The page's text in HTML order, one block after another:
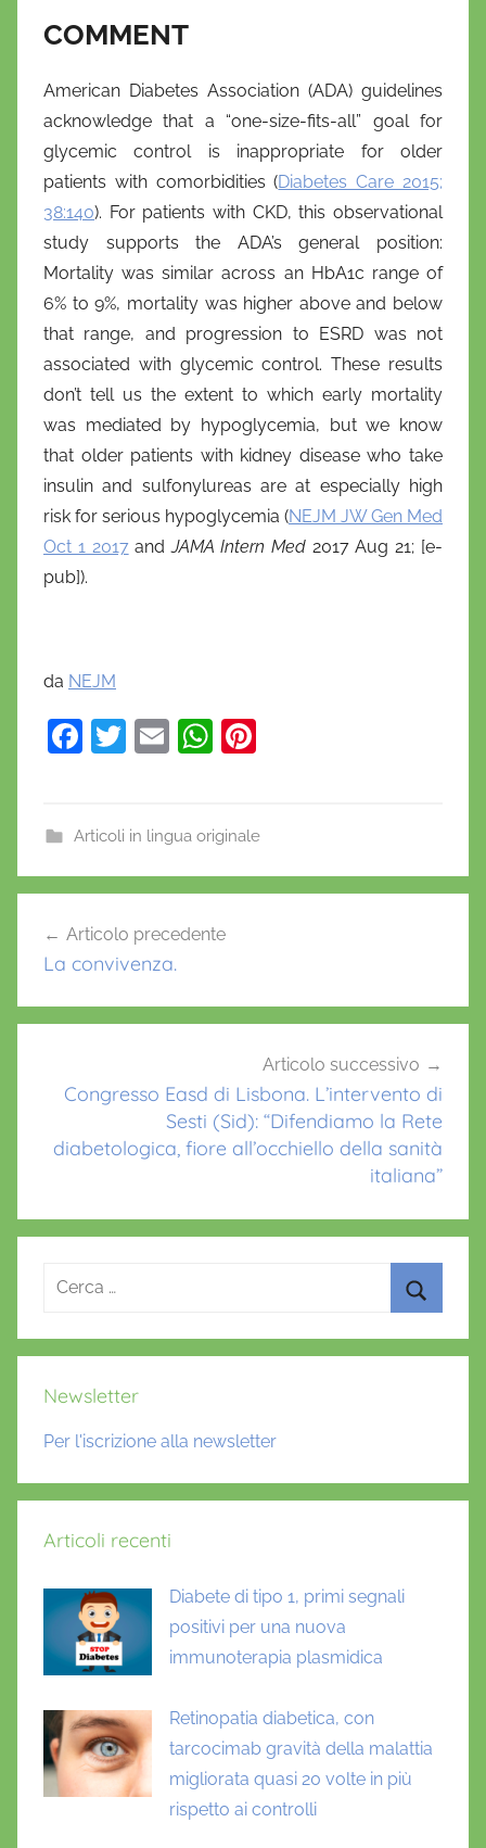
COMMENT
American Diabetes Association (ADA) guidelines
acknowledge that a “one-size-fits-all” goal for
glycemic control is inappropriate for older
patients with comorbidities (Diabetes Care 2015;
38:140). For patients with CKD, this observational
study supports the ADA’s general position:
Mortality was similar across an HbA1c range of
6% to 9%, mortality was higher above and below
that range, and progression to ESRD was not
associated with glycemic control. These results
don’t tell us the extent to which early mortality
was mediated by hypoglycemia, but we know
that older patients with kidney disease who take
insulin and sulfonylureas are at especially high
risk for serious hypoglycemia (NEJM JW Gen Med
Oct 1 2017andJAMA Intern Med2017 Aug 21; [e-
pub]).
da NEJM
F
e
b
o
k
T
er
E
l
W
s
A
p
e
st
Articoli in lingua originale
articoli
Articolo precedente
La convivenza.
Articolo successivo
Congresso Easd di Lisbona. L’intervento di
Sesti (Sid): “Difendiamo la Rete
diabetologica, fiore all’occhiello della sanità
italiana”
Ricerca
Newsletter
Per l'iscrizione alla newsletter
Articoli recenti
Diabete di tipo 1, primi segnali
positivi per una nuova
immunoterapia plasmidica
Retinopatia diabetica, con
tarcocimab gravità della malattia
migliorata quasi 20 volte in più
rispetto ai controlli